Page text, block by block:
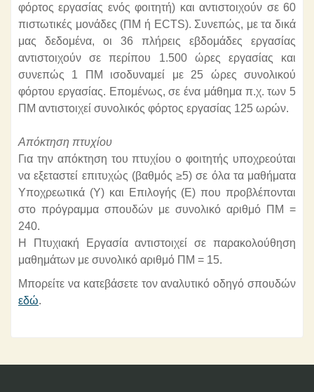
φόρτος εργασίας ενός φοιτητή) και αντιστοιχούν σε 60
πιστωτικές μονάδες (ΠΜ ή ECTS). Συνεπώς, με τα δικά
μας δεδομένα, οι 36 πλήρεις εβδομάδες εργασίας
αντιστοιχούν σε περίπου 1.500 ώρες εργασίας και
συνεπώς 1 ΠΜ ισοδυναμεί με 25 ώρες συνολικού
φόρτου εργασίας. Επομένως, σε ένα μάθημα π.χ. των 5
ΠΜ αντιστοιχεί συνολικός φόρτος εργασίας 125 ωρών.
Απόκτηση πτυχίου
Για την απόκτηση του πτυχίου ο φοιτητής υποχρεούται
να εξεταστεί επιτυχώς (βαθμός ≥5) σε όλα τα μαθήματα
Υποχρεωτικά (Υ) και Επιλογής (Ε) που προβλέπονται
στο πρόγραμμα σπουδών με συνολικό αριθμό ΠΜ =
240.
Η Πτυχιακή Εργασία αντιστοιχεί σε παρακολούθηση
μαθημάτων με συνολικό αριθμό ΠΜ = 15.
Μπορείτε να κατεβάσετε τον αναλυτικό οδηγό σπουδών
εδώ.